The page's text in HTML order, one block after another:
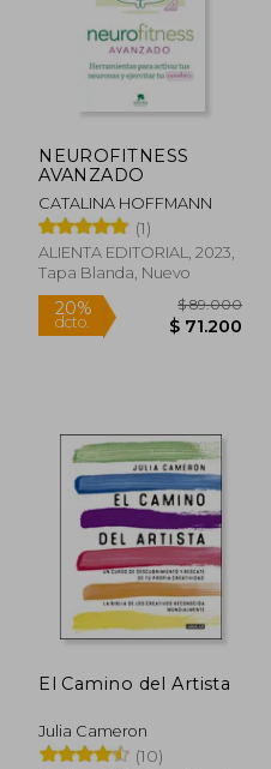
20%
dcto. $ 71.200
NEUROFITNESS
AVANZADO
CATALINA HOFFMANN
(1)
ALIENTA EDITORIAL, 2023,
Tapa Blanda, Nuevo
El Camino del Artista
Julia Cameron
(10)